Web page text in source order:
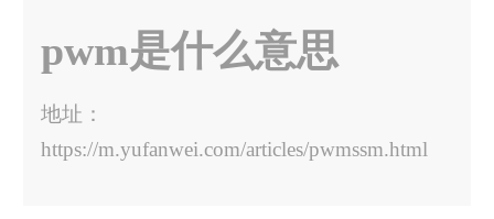
pwm是什么意思
地址：
https://m.yufanwei.com/articles/pwmssm.html